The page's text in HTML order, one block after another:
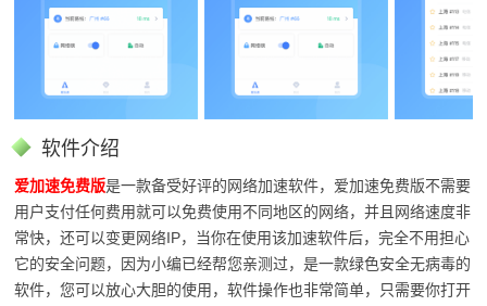
软件介绍
爱加速免费版是一款备受好评的网络加速软件，爱加速免费版不需要
用户支付任何费用就可以免费使用不同地区的网络，并且网络速度非
常快，还可以变更网络IP，当你在使用该加速软件后，完全不用担心
它的安全问题，因为小编已经帮您亲测过，是一款绿色安全无病毒的
软件，您可以放心大胆的使用，软件操作也非常简单，只需要你打开